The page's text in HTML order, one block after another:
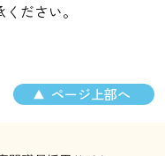
ださい。
ページ上部へ